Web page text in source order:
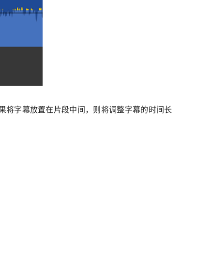
将字幕放置在片段中间，则将调整字幕的时间长